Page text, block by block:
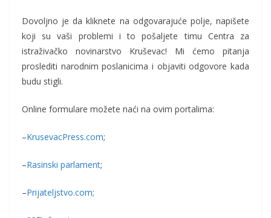
Dovoljno je da kliknete na odgovarajuće polje, napišete
koji su vaši problemi i to pošaljete timu Centra za
istraživačko novinarstvo Kruševac! Mi ćemo pitanja
proslediti narodnim poslanicima i objaviti odgovore kada
budu stigli.
Online formulare možete naći na ovim portalima:
–KrusevacPress.com;
–Rasinski parlament;
–Prijateljstvo.com;